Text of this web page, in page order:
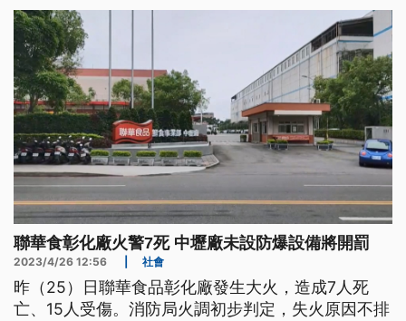
聯華食彰化廠火警7死 中壢廠未設防爆設備將開罰
2023/4/26 12:56 社會
昨（25）日聯華食品彰化廠發生大火，造成7人死
亡、15人受傷。消防局火調初步判定，失火原因不排